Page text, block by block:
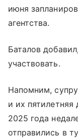
июня
агентства.
Баталов
участвовать.
Напомним,
и их пятилетняя
2025 года
отправились в